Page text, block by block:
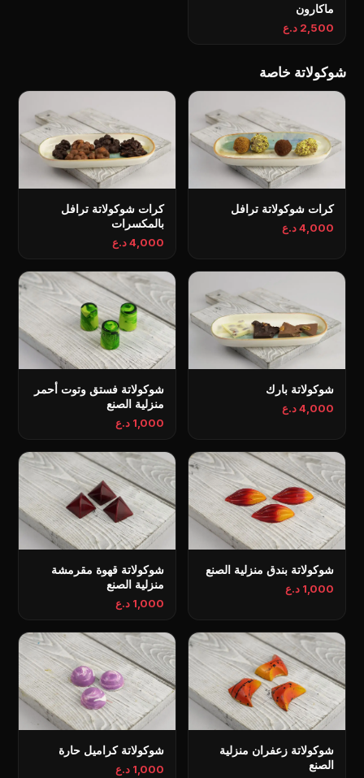
ماكارون
2,500 د.ع
شوكولاتة خاصة
كرات شوكولاتة ترافل
4,000 د.ع
كرات شوكولاتة ترافل
بالمكسرات
4,000 د.ع
شوكولاتة بارك
4,000 د.ع
شوكولاتة فستق وتوت أحمر
منزلية الصنع
1,000 د.ع
شوكولاتة بندق منزلية الصنع
1,000 د.ع
شوكولاتة قهوة مقرمشة
منزلية الصنع
1,000 د.ع
شوكولاتة زعفران منزلية
الصنع
شوكولاتة كراميل حارة
1,000 د.ع